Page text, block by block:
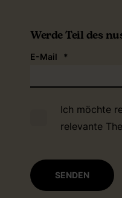
Werde Teil des
E-Mail *
Ich möchte
relevante